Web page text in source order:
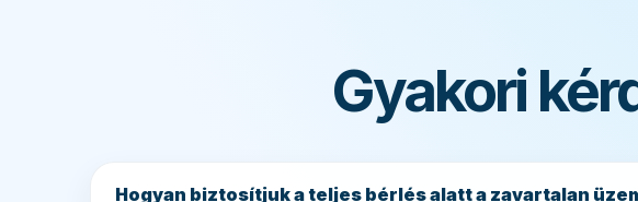
Gyakori
Hogyan biztosítjuk a teljes bérlés alatt a zavartalan